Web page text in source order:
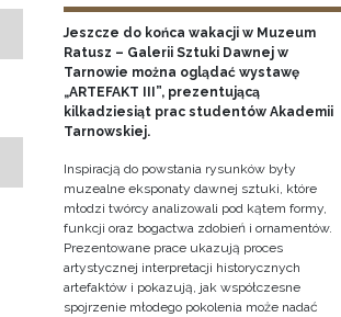
Jeszcze do końca wakacji w Muzeum
Ratusz – Galerii Sztuki Dawnej w
Tarnowie można oglądać wystawę
„ARTEFAKT III”, prezentującą
kilkadziesiąt prac studentów Akademii
Tarnowskiej.
Inspiracją do powstania rysunków były
muzealne eksponaty dawnej sztuki, które
młodzi twórcy analizowali pod kątem formy,
funkcji oraz bogactwa zdobień i ornamentów.
Prezentowane prace ukazują proces
artystycznej interpretacji historycznych
artefaktów i pokazują, jak współczesne
spojrzenie młodego pokolenia może nadać